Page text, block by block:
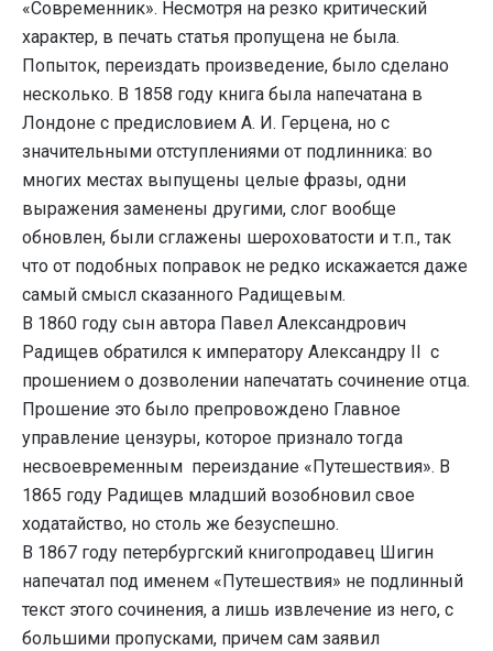
«Современник». Несмотря на резко критический
характер, в печать статья пропущена не была.
Попыток, переиздать произведение, было сделано
несколько. В 1858 году книга была напечатана в
Лондоне с предисловием А. И. Герцена, но с
значительными отступлениями от подлинника: во
многих местах выпущены целые фразы, одни
выражения заменены другими, слог вообще
обновлен, были сглажены шероховатости и т.п., так
что от подобных поправок не редко искажается даже
самый смысл сказанного Радищевым.
В 1860 году сын автора Павел Александрович
Радищев обратился к императору Александру II с
прошением о дозволении напечатать сочинение отца.
Прошение это было препровождено Главное
управление цензуры, которое признало тогда
несвоевременным переиздание «Путешествия». В
1865 году Радищев младший возобновил свое
ходатайство, но столь же безуспешно.
В 1867 году петербургский книгопродавец Шигин
напечатал под именем «Путешествия» не подлинный
текст этого сочинения, а лишь извлечение из него, с
большими пропусками, причем сам заявил